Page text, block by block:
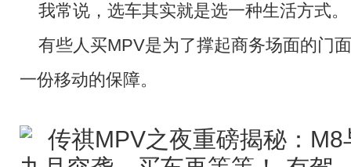
我常说，选车其实就是选一种生活方式。
有些人买MPV是为了撑起商务场面的门
一份移动的保障。